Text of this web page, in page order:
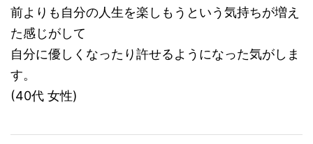
前よりも自分の人生を楽しもうという気持ちが増え
た感じがして
自分に優しくなったり許せるようになった気がしま
す。
(40代 女性)